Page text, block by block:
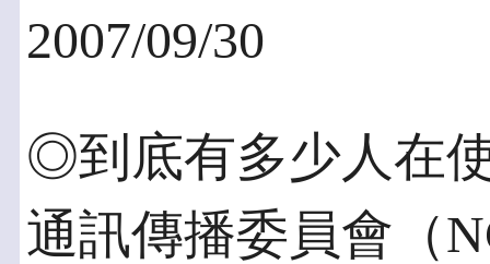
2007/09/30
◎到底有多少人在
通訊傳播委員會（